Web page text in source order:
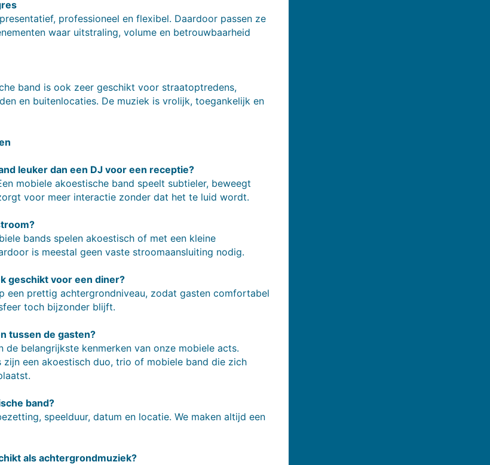
professioneel en flexibel. Daardoor passen ze
waar uitstraling, volume en betrouwbaarheid
band is ook zeer geschikt voor straatoptredens,
en buitenlocaties. De muziek is vrolijk, toegankelijk en
leuker dan een DJ voor een receptie?
mobiele akoestische band speelt subtieler, beweegt
voor meer interactie zonder dat het te luid wordt.
bands spelen akoestisch of met een kleine
is meestal geen vaste stroomaansluiting nodig.
geschikt voor een diner?
een prettig achtergrondniveau, zodat gasten comfortabel
toch bijzonder blijft.
tussen de gasten?
de belangrijkste kenmerken van onze mobiele acts.
zijn een akoestisch duo, trio of mobiele band die zich
band?
speelduur, datum en locatie. We maken altijd een
als achtergrondmuziek?